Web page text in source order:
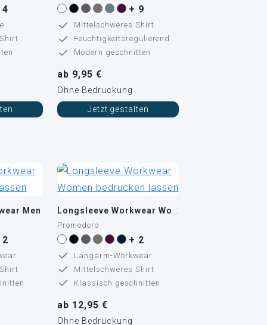
4 + 9
Mittelschweres Shirt
Feuchtigkeitsregulierend
Modern geschnitten
ab 9,95 €
Ohne Bedruckung
Jetzt gestalten
Men
2
Promodoro
+ 2
Langarm-Workwear
Mittelschweres Shirt
Klassisch geschnitten
ab 12,95 €
Ohne Bedruckung